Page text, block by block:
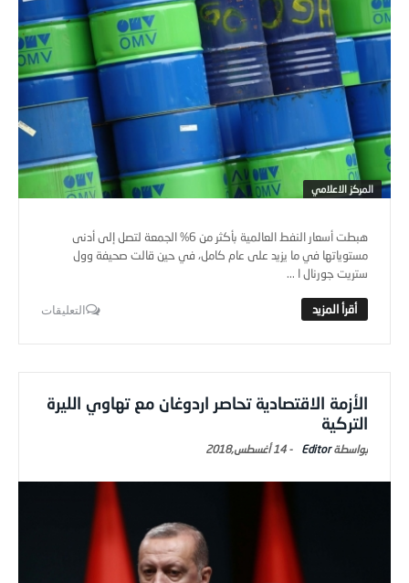
المركز الاعلامي
هبطت أسعار النفط العالمية بأكثر من 6% الجمعة لتصل إلى أدنى
مستوياتها في ما يزيد على عام كامل، في حين قالت صحيفة وول
ستريت جورنال ا ...
التعليقات
الأزمة الاقتصادية تحاصر اردوغان مع تهاوي الليرة
التركية
Editor
-14 أغسطس,2018